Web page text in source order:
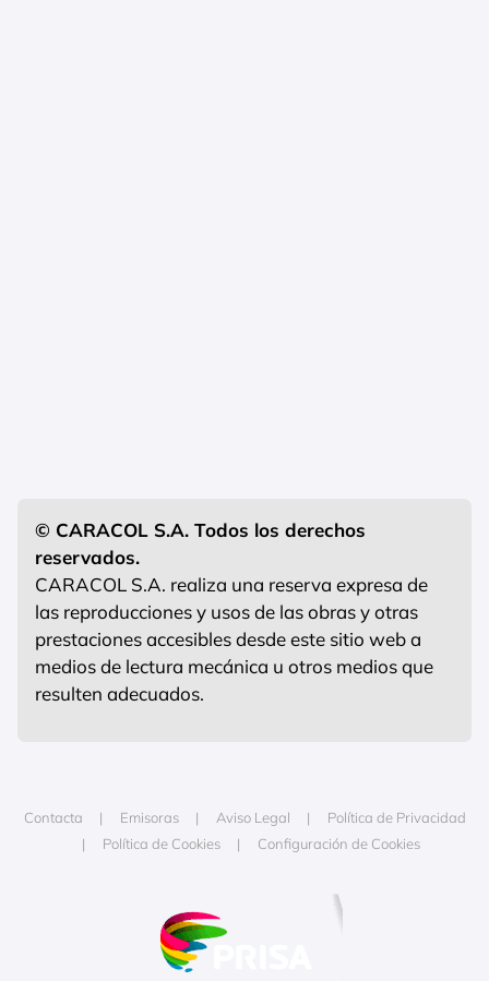
© CARACOL S.A. Todos los derechos
reservados.
CARACOL S.A. realiza una reserva expresa de
las reproducciones y usos de las obras y otras
prestaciones accesibles desde este sitio web a
medios de lectura mecánica u otros medios que
resulten adecuados.
Contacta Emisoras Aviso Legal
Política de Privacidad
Política de Cookies
Configuración de Cookies